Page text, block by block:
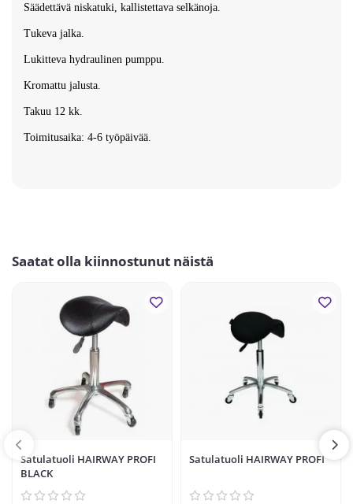
Säädettävä niskatuki, kallistettava selkänoja.
Tukeva jalka.
Lukitteva hydraulinen pumppu.
Kromattu jalusta.
Takuu 12 kk.
Toimitusaika: 4-6 työpäivää.
Saatat olla kiinnostunut näistä
Satulatuoli HAIRWAY PROFI
BLACK
Satulatuoli HAIRWAY PROFI